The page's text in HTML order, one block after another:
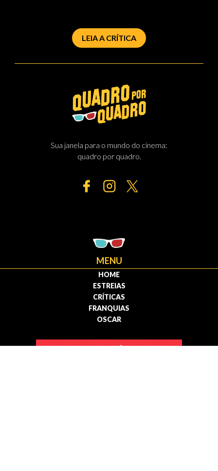
LEIA A CRÍTICA
Sua janela para o mundo do cinema:
quadro por quadro.
MENU
HOME
ESTREIAS
CRÍTICAS
FRANQUIAS
OSCAR